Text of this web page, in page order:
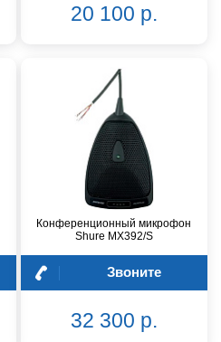
20 100 р.
Конференционный микрофон
Shure MX392/S
Звоните
32 300 р.